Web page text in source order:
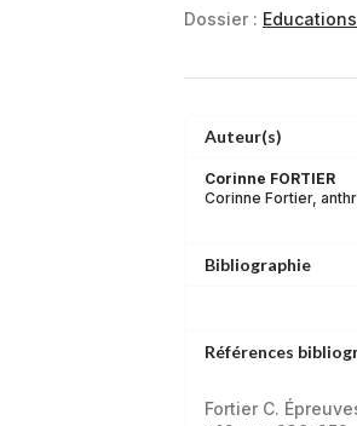
Dossier :
Auteur(s)
Corinne FORTIER
Corinne Fortier,
Bibliographie
Références
Fortier C.